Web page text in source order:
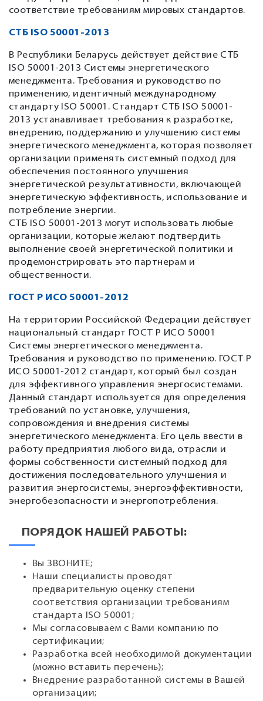
соответствие требованиям мировых стандартов.
СТБ ISO 50001-2013
В Республики Беларусь действует действие СТБ
ISO 50001-2013 Системы энергетического
менеджмента. Требования и руководство по
применению, идентичный международному
стандарту ISO 50001. Стандарт СТБ ISO 50001-
2013 устанавливает требования к разработке,
внедрению, поддержанию и улучшению системы
энергетического менеджмента, которая позволяет
организации применять системный подход для
обеспечения постоянного улучшения
энергетической результативности, включающей
энергетическую эффективность, использование и
потребление энергии.
СТБ ISO 50001-2013 могут использовать любые
организации, которые желают подтвердить
выполнение своей энергетической политики и
продемонстрировать это партнерам и
общественности.
ГОСТ Р ИСО 50001-2012
На территории Российской Федерации действует
национальный стандарт ГОСТ Р ИСО 50001
Системы энергетического менеджмента.
Требования и руководство по применению. ГОСТ Р
ИСО 50001-2012 стандарт, который был создан
для эффективного управления энергосистемами.
Данный стандарт используется для определения
требований по установке, улучшения,
сопровождения и внедрения системы
энергетического менеджмента. Его цель ввести в
работу предприятия любого вида, отрасли и
формы собственности системный подход для
достижения последовательного улучшения и
развития энергосистемы, энергоэффективности,
энергобезопасности и энергопотребления.
ПОРЯДОК НАШЕЙ РАБОТЫ:
Вы ЗВОНИТЕ;
Наши специалисты проводят
предварительную оценку степени
соответствия организации требованиям
стандарта ISO 50001;
Мы согласовываем с Вами компанию по
сертификации;
Разработка всей необходимой документации
(можно вставить перечень);
Внедрение разработанной системы в Вашей
организации;